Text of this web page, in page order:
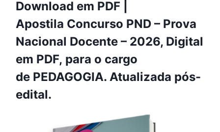
Download em PDF |
Apostila Concurso PND – Prova
Nacional Docente – 2026, Digital
em PDF, para o cargo
de PEDAGOGIA. Atualizada pós-
edital.